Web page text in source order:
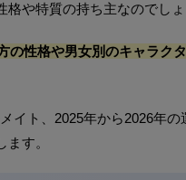
や特質の持ち主なのでしょ
の性格や男女別のキャラクタ
イト、2025年から2026年
す。